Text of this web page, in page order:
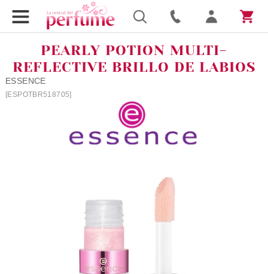
PEARLY POTION MULTI-
REFLECTIVE BRILLO DE LABIOS
ESSENCE
[ESPOTBR518705]